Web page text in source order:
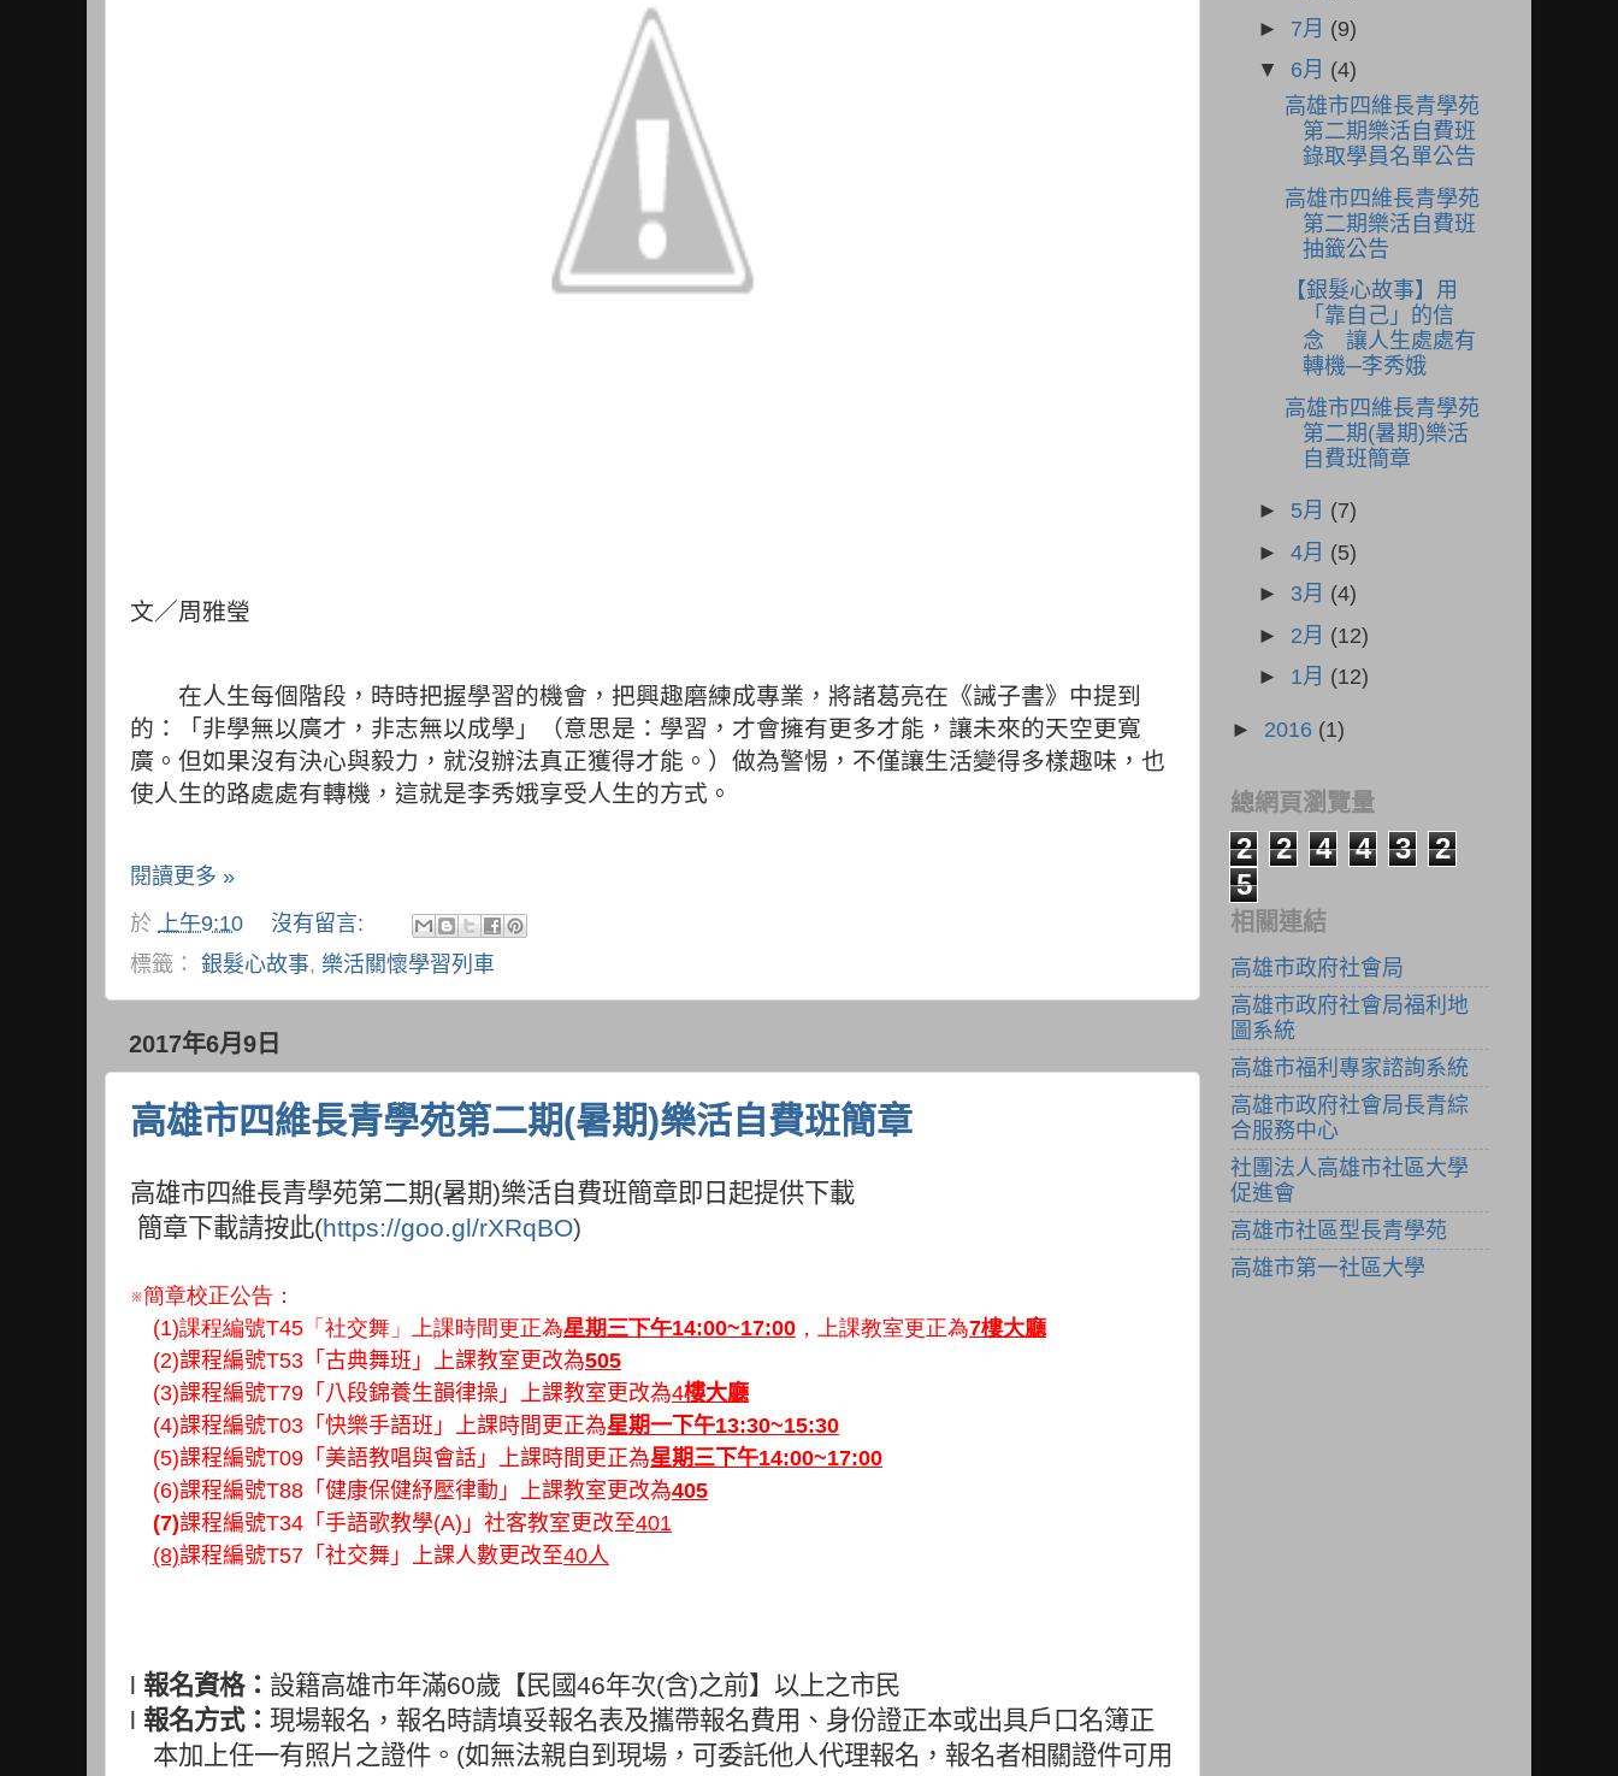
文／周雅瑩
在人生每個階段，時時把握學習的機會，把興趣磨練成專業，將諸葛亮在《誡子書》中提到
的：「非學無以廣才，非志無以成學」
（意思是：學習，才會擁有更多才能，讓未來的天空更寬
廣。但如果沒有決心與毅力，就沒辦法真正獲得才能。）做為警惕，不僅讓生活變得多樣趣味，也
使人生的路處處有轉機，這就是李秀娥享受人生的方式。
閱讀更多 »
於 上午9:10
沒有留言:
標籤： 銀髮心故事, 樂活關懷學習列車
2017年6月9日
高雄市四維長青學苑第二期(暑期)樂活自費班簡章
高雄市四維長青學苑第二期(暑期)樂活自費班簡章即日起提供下載
簡章下載請按此(https://goo.gl/rXRqBO)
※簡章校正公告：
(1)課程編號T45「社交舞」上課時間更正為星期三下午14:00~17:00，上課教室更正為7樓大廳
(2)課程編號T53「古典舞班」 上課教室更改為505
(3)課程編號T79「八段錦養生韻律操」 上課教室更改為4樓大廳
(4)課程編號T03「快樂手語班」 上課時間更正為星期一下午13:30~15:30
(5)課程編號T09「美語教唱與會話」 上課時間更正為星期三下午14:00~17:00
(6)課程編號T88「健康保健紓壓律動」 上課教室更改為405
(7)課程編號T34「手語歌教學(A)」社客教室更改至401
(8)課程編號T57「社交舞」上課人數更改至40人
l 報名資格： 設籍高雄市年滿60歲【民國46年次(含)之前】以上之市民
l 報名方式： 現場報名，報名時請填妥報名表及攜帶報名費用、身份證正本或出具戶口名簿正
本加上任一有照片之證件。 (如無法親自到現場，可委託他人代理報名，報名者相關證件可用
► 7月 (9)
▼ 6月 (4)
高雄市四維長青學苑
第二期樂活自費班
錄取學員名單公告
高雄市四維長青學苑
第二期樂活自費班
抽籤公告
【銀髮心故事】用
「靠自己」的信
念 讓人生處處有
轉機─李秀娥
高雄市四維長青學苑
第二期(暑期)樂活
自費班簡章
► 5月 (7)
► 4月 (5)
► 3月 (4)
► 2月 (12)
► 1月 (12)
► 2016 (1)
總網頁瀏覽量
2 2 4 4 3
2
5
相關連結
高雄市政府社會局
高雄市政府社會局福利地
圖系統
高雄市福利專家諮詢系統
高雄市政府社會局長青綜
合服務中心
社團法人高雄市社區大學
促進會
高雄市社區型長青學苑
高雄市第一社區大學